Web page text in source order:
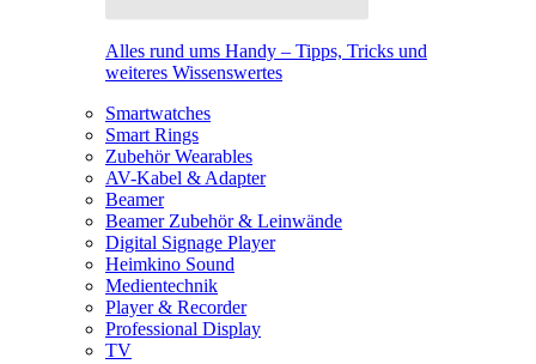
Alles rund ums Handy – Tipps, Tricks und
weiteres Wissenswertes
Smartwatches
Smart Rings
Zubehör Wearables
AV-Kabel & Adapter
Beamer
Beamer Zubehör & Leinwände
Digital Signage Player
Heimkino Sound
Medientechnik
Player & Recorder
Professional Display
TV